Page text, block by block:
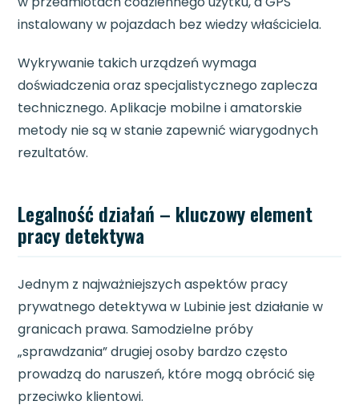
instalowany w pojazdach bez wiedzy właściciela.
Wykrywanie takich urządzeń wymaga
doświadczenia oraz specjalistycznego zaplecza
technicznego. Aplikacje mobilne i amatorskie
metody nie są w stanie zapewnić wiarygodnych
rezultatów.
Legalność działań – kluczowy element
pracy detektywa
Jednym z najważniejszych aspektów pracy
prywatnego detektywa w Lubinie jest działanie w
granicach prawa. Samodzielne próby
„sprawdzania” drugiej osoby bardzo często
prowadzą do naruszeń, które mogą obrócić się
przeciwko klientowi.